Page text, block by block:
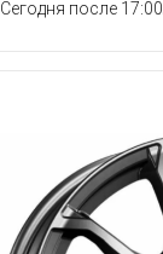
Сегодня после 17:00